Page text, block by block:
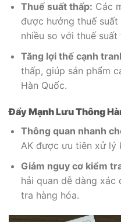
Thuế suất thấp: Các
được hưởng thuế
nhiều so với thuế
Tăng lợi thế cạnh
thấp, giúp sản phẩm
Hàn Quốc.
Đẩy Mạnh Lưu Thông
Thông quan nhanh
AK được ưu tiên xử lý
Giảm nguy cơ kiểm
hải quan dễ dàng xác
tra hàng hóa.